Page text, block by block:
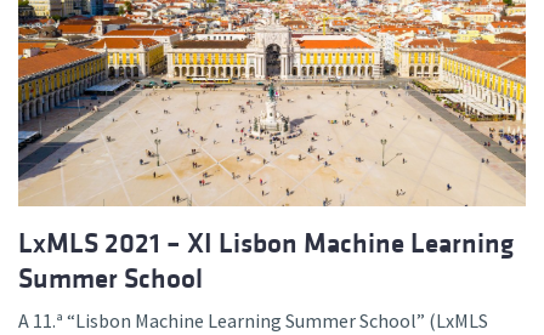
LxMLS 2021 – XI Lisbon Machine Learning
Summer School
A 11.ª “Lisbon Machine Learning Summer School” (LxMLS